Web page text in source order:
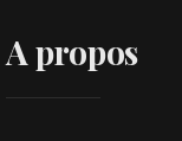
A propos